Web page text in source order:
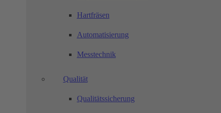
Hartfräsen
Automatisierung
Messtechnik
Qualität
Qualitätssicherung